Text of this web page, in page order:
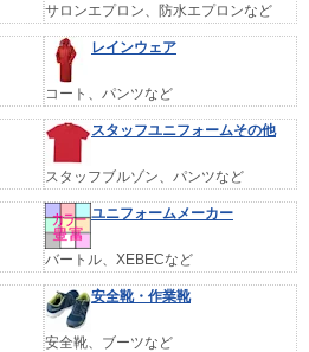
サロンエプロン、防水エプロンなど
レインウェア
コート、パンツなど
スタッフユニフォームその他
スタッフブルゾン、パンツなど
ユニフォームメーカー
バートル、XEBECなど
安全靴・作業靴
安全靴、ブーツなど